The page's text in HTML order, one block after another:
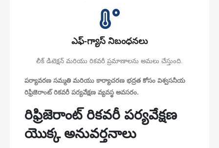
ఎఫ్-గ్యాస్ నిబంధనలు
లీక్ డిటెక్షన్ మరియు రికవరీ ప్రమాణాలను అమలు చేస్తుంది.
పర్యావరణ సమ్మతి మరియు కార్యాచరణ భద్రత కోసం విశ్వసనీయ
రిఫ్రిజెరాంట్ రికవరీ పర్యవేక్షణ వ్యవస్థ అవసరం.
రిఫ్రిజెరాంట్ రికవరీ పర్యవేక్షణ
యొక్క అనువర్తనాలు